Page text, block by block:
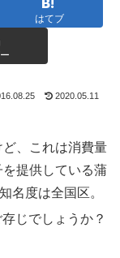
はてブ
2020.05.11
、これは消費量
提供している蒲
名度は全国区。
じでしょうか？